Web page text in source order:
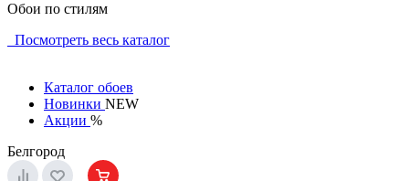
Обои по стилям
Посмотреть весь каталог
Каталог обоев
Новинки NEW
Акции %
Белгород